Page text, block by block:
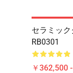
セラミッ
RB0301
￥362,500